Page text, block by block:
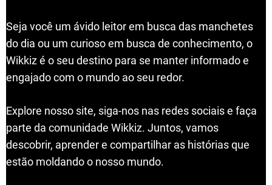
Seja você um ávido leitor em busca das manchetes
do dia ou um curioso em busca de conhecimento, o
Wikkiz é o seu destino para se manter informado e
engajado com o mundo ao seu redor.
Explore nosso site, siga-nos nas redes sociais e faça
parte da comunidade Wikkiz. Juntos, vamos
descobrir, aprender e compartilhar as histórias que
estão moldando o nosso mundo.